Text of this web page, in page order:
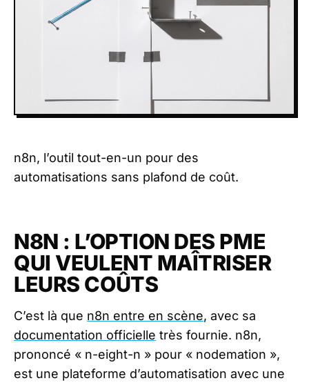
n8n, l’outil tout-en-un pour des
automatisations sans plafond de coût.
N8N : L’OPTION DES PME
QUI VEULENT MAÎTRISER
LEURS COÛTS
C’est là que n8n entre en scène, avec sa
documentation officielle très fournie. n8n,
prononcé « n-eight-n » pour « nodemation »,
est une plateforme d’automatisation avec une